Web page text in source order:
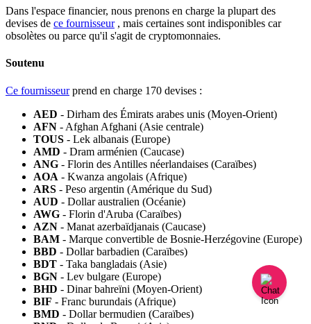
Dans l'espace financier, nous prenons en charge la plupart des
devises de ce fournisseur , mais certaines sont indisponibles car
obsolètes ou parce qu'il s'agit de cryptomonnaies.
Soutenu
Ce fournisseur prend en charge 170 devises :
AED - Dirham des Émirats arabes unis (Moyen-Orient)
AFN - Afghan Afghani (Asie centrale)
TOUS - Lek albanais (Europe)
AMD - Dram arménien (Caucase)
ANG - Florin des Antilles néerlandaises (Caraïbes)
AOA - Kwanza angolais (Afrique)
ARS - Peso argentin (Amérique du Sud)
AUD - Dollar australien (Océanie)
AWG - Florin d'Aruba (Caraïbes)
AZN - Manat azerbaïdjanais (Caucase)
BAM - Marque convertible de Bosnie-Herzégovine (Europe)
BBD - Dollar barbadien (Caraïbes)
BDT - Taka bangladais (Asie)
BGN - Lev bulgare (Europe)
BHD - Dinar bahreïni (Moyen-Orient)
BIF - Franc burundais (Afrique)
BMD - Dollar bermudien (Caraïbes)